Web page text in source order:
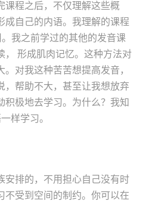
课程之后，不仅理解这些概
成自己的内语。我理解的课程
我之前学过的其他的发音课
， 形成肌肉记忆。这种方法对
对我这种苦苦想提高发音，
，帮助不大，甚至让我想放弃
积极地去学习。为什么？我知
样学习。
安排的，不用担心自己没有时
不受到空间的制约。你可以在